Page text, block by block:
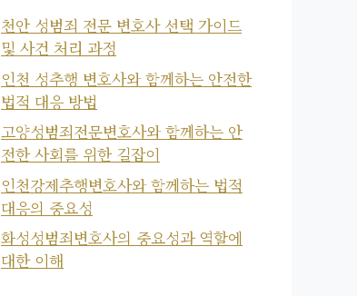
천안 성범죄 전문 변호사 선택 가이드
및 사건 처리 과정
인천 성추행 변호사와 함께하는 안전한
법적 대응 방법
고양성범죄전문변호사와 함께하는 안
전한 사회를 위한 길잡이
인천강제추행변호사와 함께하는 법적
대응의 중요성
화성성범죄변호사의 중요성과 역할에
대한 이해